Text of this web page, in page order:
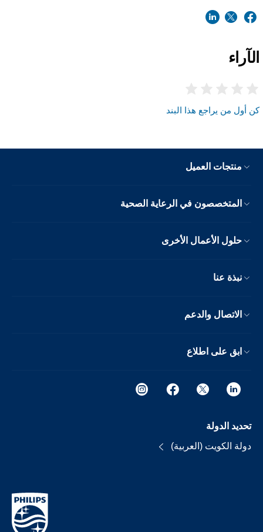
الآراء
كن أول من يراجع هذا البند
منتجات العميل
المتخصصون في الرعاية الصحية
حلول الأعمال الأخرى
نبذة عنا
الاتصال والدعم
ابق على اطلاع
تحديد الدولة
دولة الكويت (العربية)